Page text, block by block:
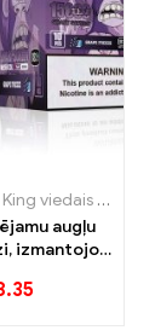
Austrija
lietošanas e-
ekrāns 15000 Puff
augļu
izmantojot
Puff